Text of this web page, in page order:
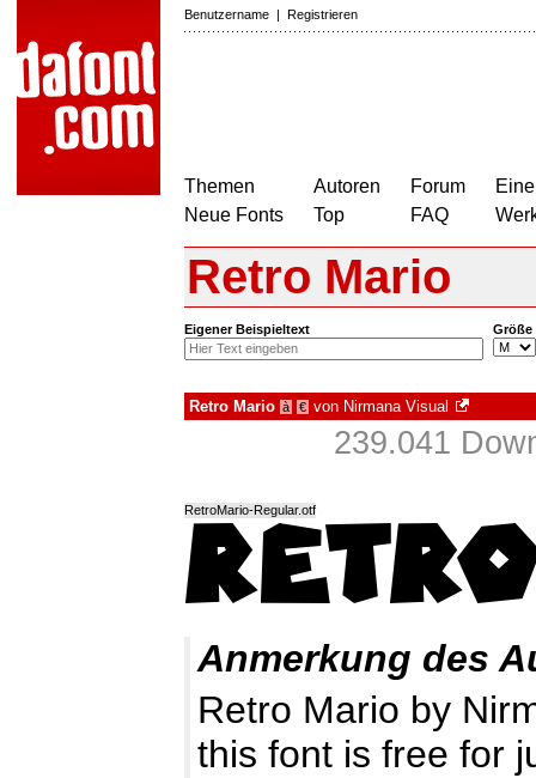
Benutzername | Registrieren
Themen
Neue Fonts
Autoren
Top
Forum
FAQ
Retro Mario
Eigener Beispieltext Größe
Retro Mario à € von Nirmana Visual
239.041
RetroMario-Regular.otf
Anmerkung des
Retro Mario by
this font is free for